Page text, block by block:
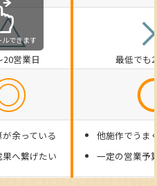
20営業日 最低でも
余っている
果へ繋げたい
他施作でうま
一定の営業予
できます